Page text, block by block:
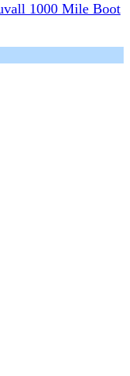
1000 Mile Boot